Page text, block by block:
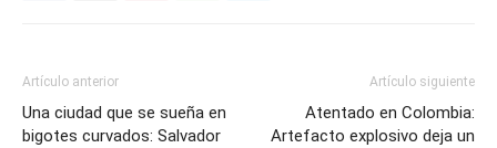
Artículo anterior
Una ciudad que se sueña en
bigotes curvados: Salvador
Artículo siguiente
Atentado en Colombia:
Artefacto explosivo deja un